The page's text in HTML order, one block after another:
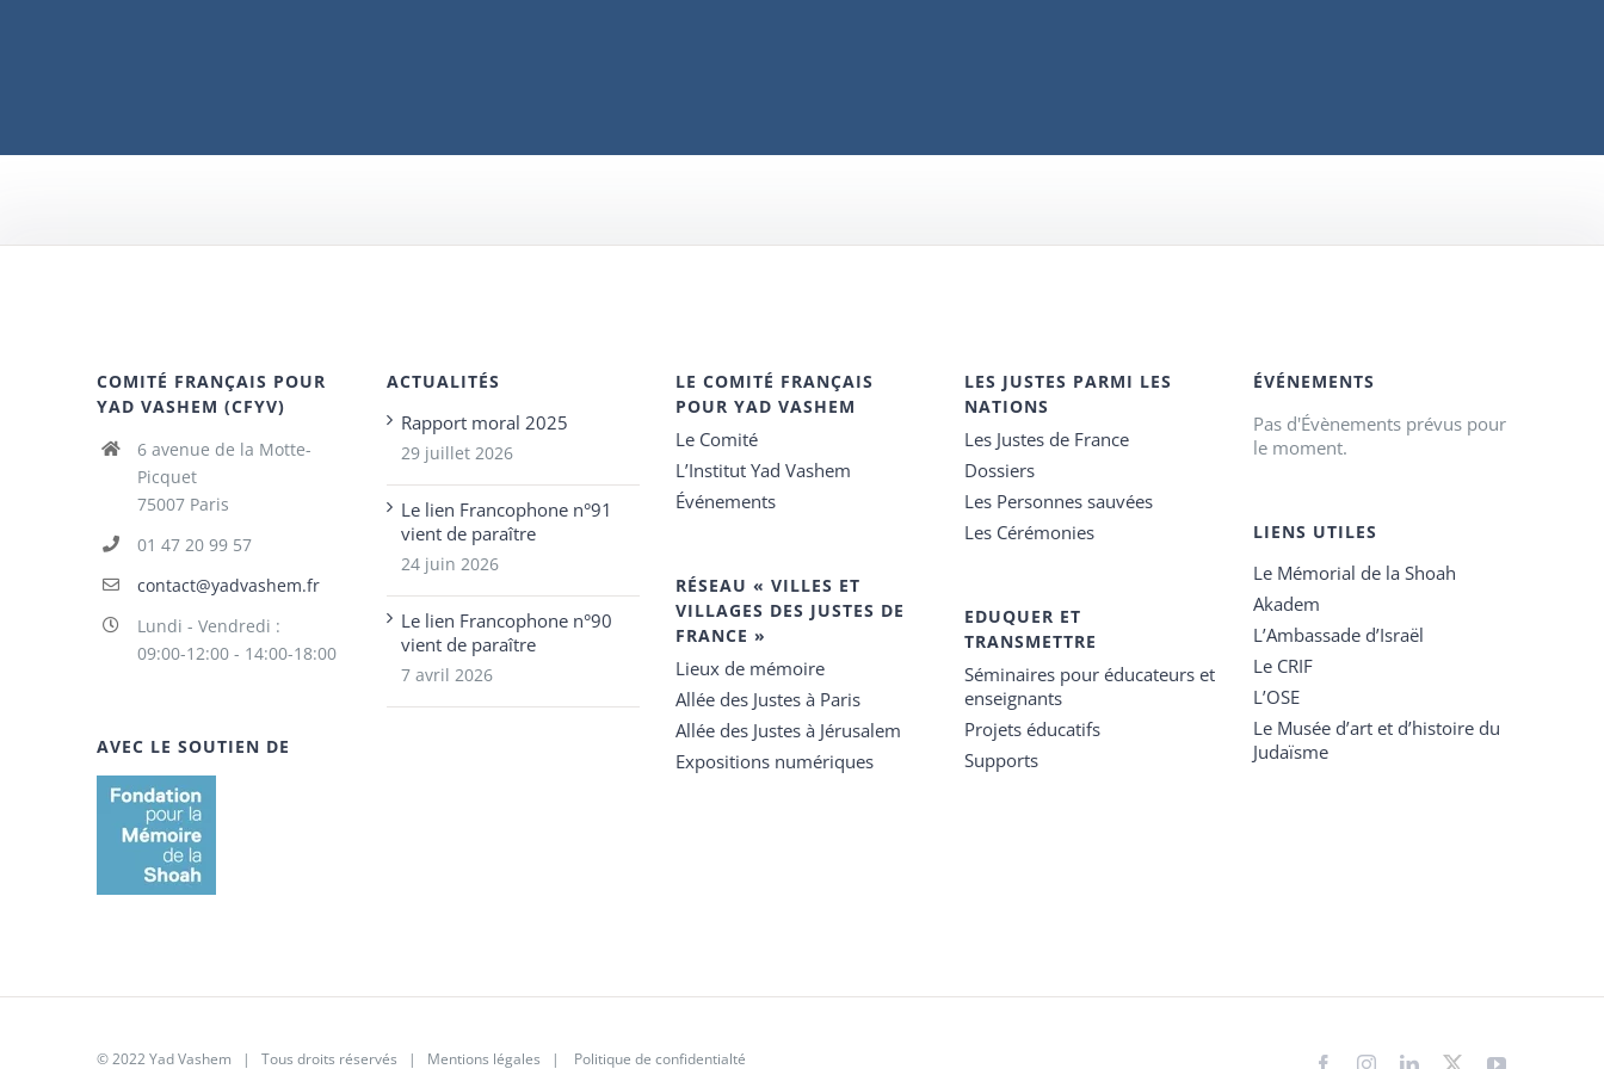
COMITÉ FRANÇAIS POUR
YAD VASHEM (CFYV)
6 avenue de la Motte-
Picquet
75007 Paris
01 47 20 99 57
contact@yadvashem.fr
Lundi - Vendredi :
09:00-12:00 - 14:00-18:00
AVEC LE SOUTIEN DE
ACTUALITÉS
Rapport moral 2025
29 juillet 2026
Le lien Francophone n°91
vient de paraître
24 juin 2026
Le lien Francophone n°90
vient de paraître
7 avril 2026
LE COMITÉ FRANÇAIS
POUR YAD VASHEM
Le Comité
L’Institut Yad Vashem
Événements
RÉSEAU « VILLES ET
VILLAGES DES JUSTES DE
FRANCE »
Lieux de mémoire
Allée des Justes à Paris
Allée des Justes à Jérusalem
Expositions numériques
LES JUSTES PARMI LES
NATIONS
Les Justes de France
Dossiers
Les Personnes sauvées
Les Cérémonies
EDUQUER ET
TRANSMETTRE
Séminaires pour éducateurs et
enseignants
Projets éducatifs
Supports
ÉVÉNEMENTS
Pas d'Évènements prévus pour
le moment.
LIENS UTILES
Le Mémorial de la Shoah
Akadem
L’Ambassade d’Israël
Le CRIF
L’OSE
Le Musée d’art et d’histoire du
Judaïsme
© 2022 Yad Vashem | Tous droits réservés | Mentions légales | Politique de confidentialté FacebookInstagramLinkedIn
X YouTube